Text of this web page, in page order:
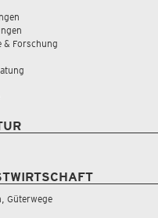
& Forschung
Güterwege